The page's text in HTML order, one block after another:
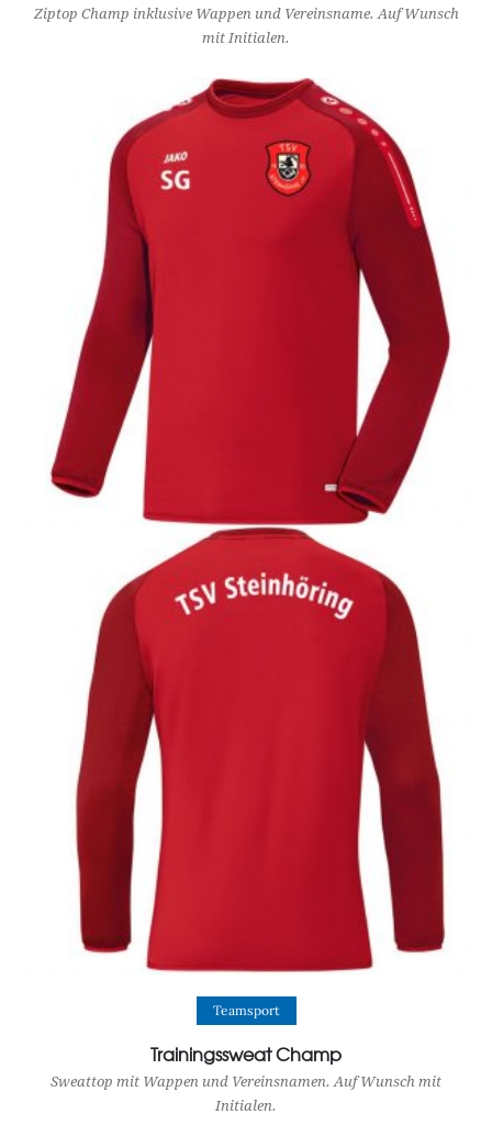
Ziptop Champ inklusive Wappen und Vereinsname. Auf Wunsch
mit Initialen.
View Product
Teamsport
Trainingssweat Champ
Sweattop mit Wappen und Vereinsnamen. Auf Wunsch mit
Initialen.